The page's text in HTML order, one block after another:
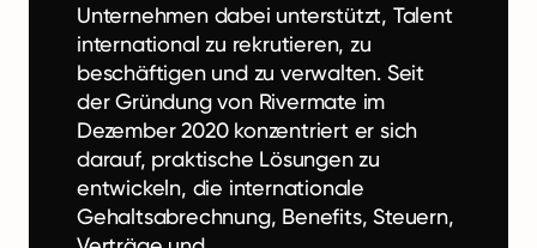
Unternehmen dabei unterstützt, Talent
international zu rekrutieren, zu
beschäftigen und zu verwalten. Seit
der Gründung von Rivermate im
Dezember 2020 konzentriert er sich
darauf, praktische Lösungen zu
entwickeln, die internationale
Gehaltsabrechnung, Benefits, Steuern,